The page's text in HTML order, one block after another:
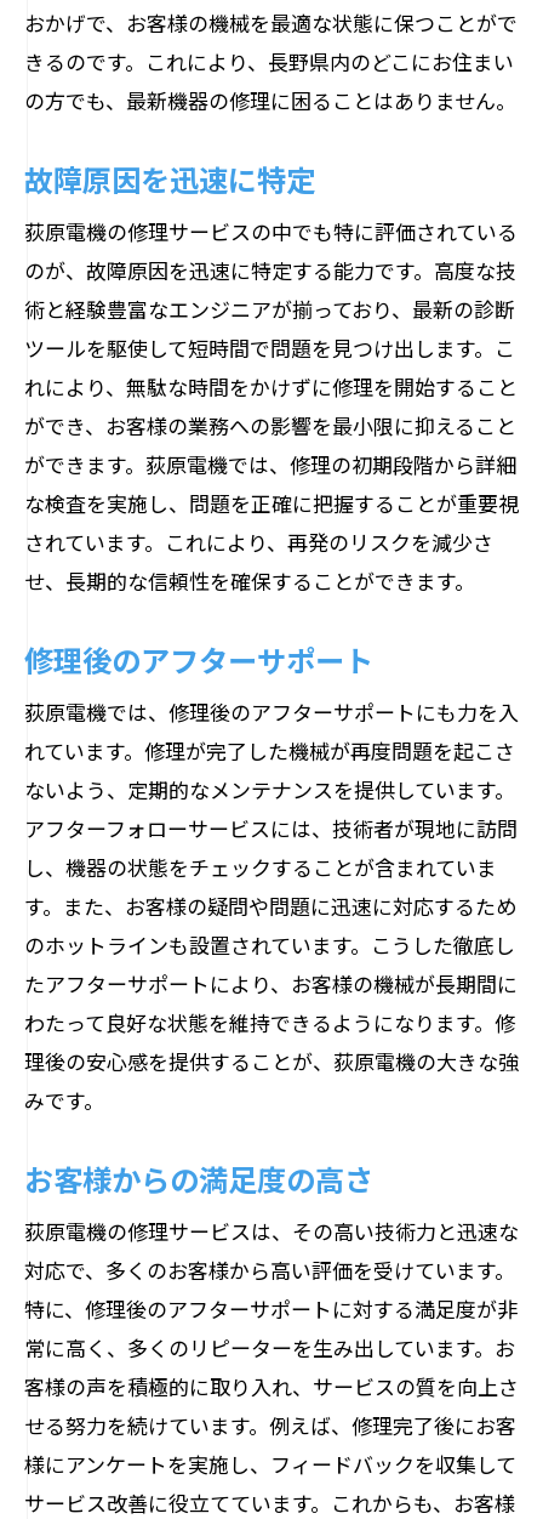
おかげで、お客様の機械を最適な状態に保つことがで
きるのです。これにより、長野県内のどこにお住まい
の方でも、最新機器の修理に困ることはありません。
故障原因を迅速に特定
荻原電機の修理サービスの中でも特に評価されている
のが、故障原因を迅速に特定する能力です。高度な技
術と経験豊富なエンジニアが揃っており、最新の診断
ツールを駆使して短時間で問題を見つけ出します。こ
れにより、無駄な時間をかけずに修理を開始すること
ができ、お客様の業務への影響を最小限に抑えること
ができます。荻原電機では、修理の初期段階から詳細
な検査を実施し、問題を正確に把握することが重要視
されています。これにより、再発のリスクを減少さ
せ、長期的な信頼性を確保することができます。
修理後のアフターサポート
荻原電機では、修理後のアフターサポートにも力を入
れています。修理が完了した機械が再度問題を起こさ
ないよう、定期的なメンテナンスを提供しています。
アフターフォローサービスには、技術者が現地に訪問
し、機器の状態をチェックすることが含まれていま
す。また、お客様の疑問や問題に迅速に対応するため
のホットラインも設置されています。こうした徹底し
たアフターサポートにより、お客様の機械が長期間に
わたって良好な状態を維持できるようになります。修
理後の安心感を提供することが、荻原電機の大きな強
みです。
お客様からの満足度の高さ
荻原電機の修理サービスは、その高い技術力と迅速な
対応で、多くのお客様から高い評価を受けています。
特に、修理後のアフターサポートに対する満足度が非
常に高く、多くのリピーターを生み出しています。お
客様の声を積極的に取り入れ、サービスの質を向上さ
せる努力を続けています。例えば、修理完了後にお客
様にアンケートを実施し、フィードバックを収集して
サービス改善に役立てています。これからも、お客様